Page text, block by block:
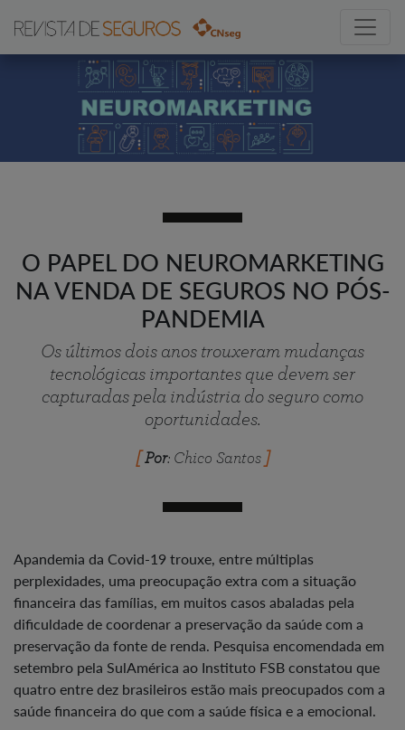
O PAPEL DO NEUROMARKETING
NA VENDA DE SEGUROS NO PÓS-
PANDEMIA
Os últimos dois anos trouxeram mudanças
tecnológicas importantes que devem ser
capturadas pela indústria do seguro como
oportunidades.
Por: Chico Santos
Apandemia da Covid-19 trouxe, entre múltiplas
perplexidades, uma preocupação extra com a situação
financeira das famílias, em muitos casos abaladas pela
dificuldade de coordenar a preservação da saúde com a
preservação da fonte de renda. Pesquisa encomendada em
setembro pela SulAmérica ao Instituto FSB constatou que
quatro entre dez brasileiros estão mais preocupados com a
saúde financeira do que com a saúde física e a emocional.